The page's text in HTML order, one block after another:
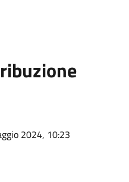
2024, 10:23